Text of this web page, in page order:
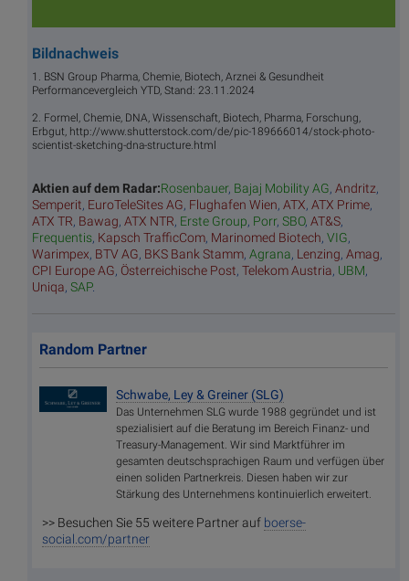
Bildnachweis
1. BSN Group Pharma, Chemie, Biotech, Arznei & Gesundheit
Performancevergleich YTD, Stand: 23.11.2024
2. Formel, Chemie, DNA, Wissenschaft, Biotech, Pharma, Forschung,
Erbgut, http://www.shutterstock.com/de/pic-189666014/stock-photo-
scientist-sketching-dna-structure.html
Aktien auf dem Radar:Rosenbauer, Bajaj Mobility AG, Andritz,
Semperit, EuroTeleSites AG, Flughafen Wien, ATX, ATX Prime,
ATX TR, Bawag, ATX NTR, Erste Group, Porr, SBO, AT&S,
Frequentis, Kapsch TrafficCom, Marinomed Biotech, VIG,
Warimpex, BTV AG, BKS Bank Stamm, Agrana, Lenzing, Amag,
CPI Europe AG, Österreichische Post, Telekom Austria, UBM,
Uniqa, SAP.
Random Partner
Schwabe, Ley & Greiner (SLG)
Das Unternehmen SLG wurde 1988 gegründet und ist
spezialisiert auf die Beratung im Bereich Finanz- und
Treasury-Management. Wir sind Marktführer im
gesamten deutschsprachigen Raum und verfügen über
einen soliden Partnerkreis. Diesen haben wir zur
Stärkung des Unternehmens kontinuierlich erweitert.
>> Besuchen Sie 55 weitere Partner auf boerse-
social.com/partner